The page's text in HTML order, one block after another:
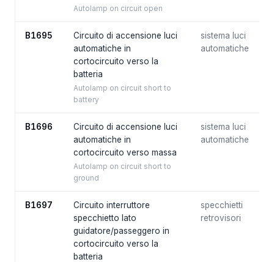
Autolamp on circuit open
B1695
Circuito di accensione luci
automatiche in
cortocircuito verso la
batteria
Autolamp on circuit short to
battery
sistema luci
automatiche
B1696
Circuito di accensione luci
automatiche in
cortocircuito verso massa
Autolamp on circuit short to
ground
sistema luci
automatiche
B1697
Circuito interruttore
specchietto lato
guidatore/passeggero in
cortocircuito verso la
batteria
specchietti
retrovisori